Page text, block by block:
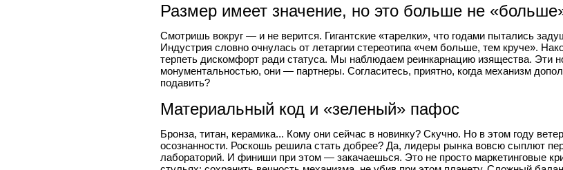
Размер имеет значение, но это больше не
Смотришь вокруг — и не верится. Гигантские «тарелки», что годами пытались
Индустрия словно очнулась от летаргии стереотипа «чем больше, тем круче».
терпеть дискомфорт ради статуса. Мы наблюдаем реинкарнацию изящества. Эти
монументальностью, они — партнеры. Согласитесь, приятно, когда механизм
подавить?
Материальный код и «зеленый» пафос
Бронза, титан, керамика... Кому они сейчас в новинку? Скучно. Но в этом году
осознанности. Роскошь решила стать добрее? Да, лидеры рынка вовсю сыплют
лабораторий. И финиши при этом — закачаешься. Это не просто маркетинговые